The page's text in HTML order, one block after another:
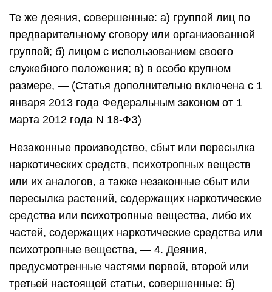
Те же деяния, совершенные: а) группой лиц по
предварительному сговору или организованной
группой; б) лицом с использованием своего
служебного положения; в) в особо крупном
размере, — (Статья дополнительно включена с 1
января 2013 года Федеральным законом от 1
марта 2012 года N 18-ФЗ)
Незаконные производство, сбыт или пересылка
наркотических средств, психотропных веществ
или их аналогов, а также незаконные сбыт или
пересылка растений, содержащих наркотические
средства или психотропные вещества, либо их
частей, содержащих наркотические средства или
психотропные вещества, — 4. Деяния,
предусмотренные частями первой, второй или
третьей настоящей статьи, совершенные: б)